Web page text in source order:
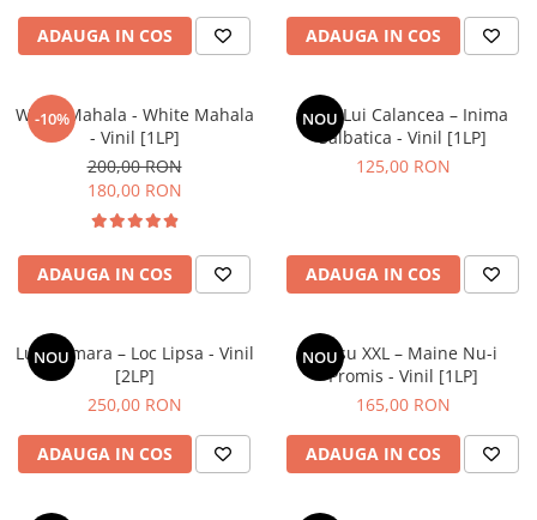
ADAUGA IN COS ADAUGA IN COS
-10%
White Mahala - White Mahala
- Vinil [1LP]
200,00 RON
180,00 RON
ADAUGA IN COS
NOU
Lupii Lui Calancea – Inima
Salbatica - Vinil [1LP]
125,00 RON
ADAUGA IN COS
NOU
Luna Amara – Loc Lipsa - Vinil
[2LP]
250,00 RON
ADAUGA IN COS
NOU
Grasu XXL – Maine Nu-i
Promis - Vinil [1LP]
165,00 RON
ADAUGA IN COS